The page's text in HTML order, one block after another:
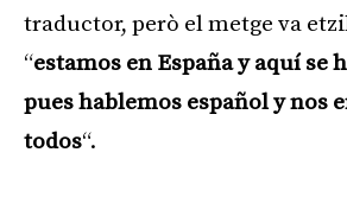
traductor, però el metge va
“estamos en España y aquí se
pues hablemos español y nos
todos“.